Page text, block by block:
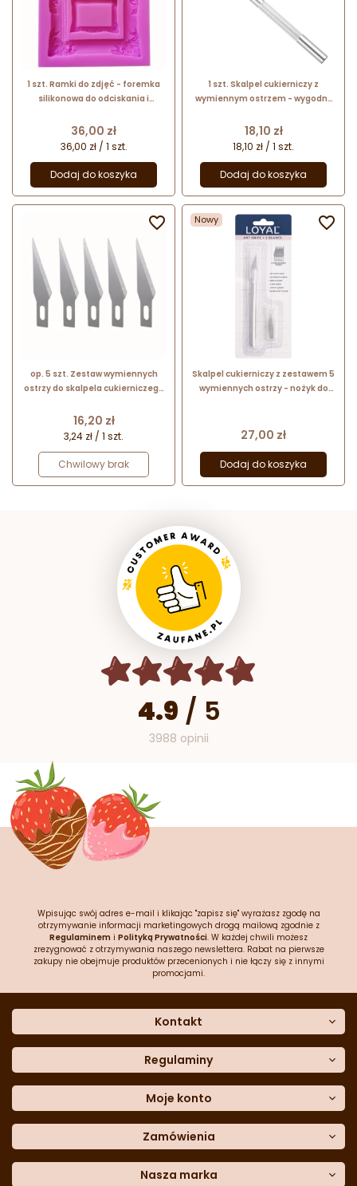
1 szt. Ramki do zdjęć - foremka
silikonowa do odciskania i
11 cm
Cena
36,00 zł
36,00 zł / 1 szt.
Dodaj do koszyka
1 szt. Skalpel cukierniczy z
wymiennym ostrzem - wygodny
nr. kat. 5052056 Sweet Decor
Cena
18,10 zł
18,10 zł / 1 szt.
Dodaj do koszyka
op. 5 szt. Zestaw wymiennych
ostrzy do skalpela cukierniczego
Cena
16,20 zł
3,24 zł / 1 szt.
Chwilowy brak
 Nowy
Skalpel cukierniczy z zestawem 5
wymiennych ostrzy - nożyk do
Cena
27,00 zł
Dodaj do koszyka

4.9 / 5
3988 opinii
Wpisując swój adres e-mail i klikając "zapisz się" wyrażasz zgodę na
otrzymywanie informacji marketingowych drogą mailową zgodnie z
Regulaminem i Polityką Prywatności. W każdej chwili możesz
zrezygnować z otrzymywania naszego newslettera. Rabat na pierwsze
zakupy nie obejmuje produktów przecenionych i nie łączy się z innymi
promocjami.
Kontakt
Dane kontaktowe
Często zadawane pytania
Sklep stacjonarny
Formularz kontaktowy
Blog
telefon:601 767 272
Regulaminy
Polityka prywatności
Polityka cookies
Polityka reklamacji
Polityka zwrotów
Dostępność cyfrowa
Moje konto
Moje dane
Historia zamówień
Lista ulubionych
Zamówienia
Metody płatności
Nasza marka